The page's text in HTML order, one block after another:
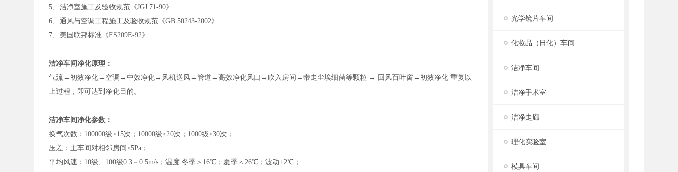
光学镜片车间
化妆品（日化）车间
洁净车间
洁净手术室
洁净走廊
理化实验室
模具车间
5、洁净室施工及验收规范《JGJ 71-90》
6、通风与空调工程施工及验收规范《GB 50243-2002》
7、美国联邦标准《FS209E-92》
洁净车间净化原理：
气流→初效净化→空调→中效净化→风机送风→管道→高效净化风口→吹入房间→带走尘埃细菌等颗粒 → 回风百叶窗→初效净化 重复以
上过程，即可达到净化目的。
洁净车间净化参数：
换气次数：100000级≥15次；10000级≥20次；1000级≥30次；
压差：主车间对相邻房间≥5Pa；
平均风速：10级、100级0.3－0.5m/s；温度 冬季＞16℃；夏季＜26℃；波动±2℃；